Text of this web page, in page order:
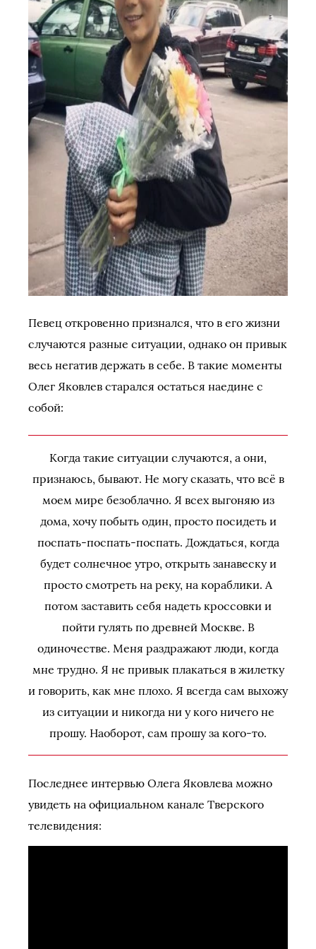
Певец откровенно признался, что в его жизни
случаются разные ситуации, однако он привык
весь негатив держать в себе. В такие моменты
Олег Яковлев старался остаться наедине с
собой:
Когда такие ситуации случаются, а они,
признаюсь, бывают. Не могу сказать, что всё в
моем мире безоблачно. Я всех выгоняю из
дома, хочу побыть один, просто посидеть и
поспать-поспать-поспать. Дождаться, когда
будет солнечное утро, открыть занавеску и
просто смотреть на реку, на кораблики. А
потом заставить себя надеть кроссовки и
пойти гулять по древней Москве. В
одиночестве. Меня раздражают люди, когда
мне трудно. Я не привык плакаться в жилетку
и говорить, как мне плохо. Я всегда сам выхожу
из ситуации и никогда ни у кого ничего не
прошу. Наоборот, сам прошу за кого-то.
Последнее интервью Олега Яковлева можно
увидеть на официальном канале Тверского
телевидения: